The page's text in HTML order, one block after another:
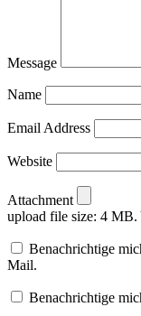
Message
Name
Email Address
Website
Attachment
upload file size: 4 MB.
Benachrichtige
Mail.
Benachrichtige